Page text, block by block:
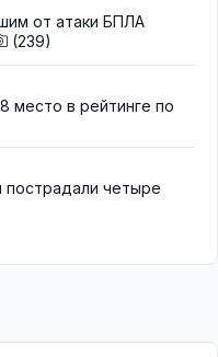
от атаки БПЛА
(239)
место в рейтинге по
пострадали четыре